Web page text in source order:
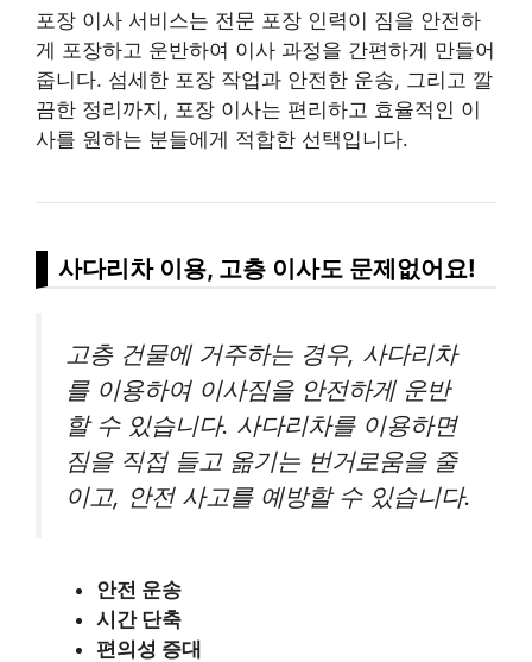
포장 이사 서비스는 전문 포장 인력이 짐을 안전하
게 포장하고 운반하여 이사 과정을 간편하게 만들어
줍니다. 섬세한 포장 작업과 안전한 운송, 그리고 깔
끔한 정리까지, 포장 이사는 편리하고 효율적인 이
사를 원하는 분들에게 적합한 선택입니다.
사다리차 이용, 고층 이사도 문제없어요!
고층 건물에 거주하는 경우, 사다리차
를 이용하여 이사짐을 안전하게 운반
할 수 있습니다. 사다리차를 이용하면
짐을 직접 들고 옮기는 번거로움을 줄
이고, 안전 사고를 예방할 수 있습니다.
안전 운송
시간 단축
편의성 증대